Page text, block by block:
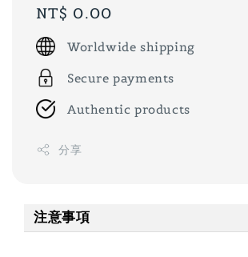
Regular
price
NT$ 0.00
Worldwide shipping
Secure payments
Authentic products
分享
注意事項